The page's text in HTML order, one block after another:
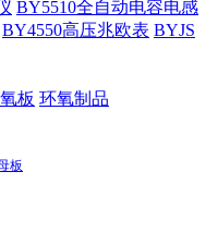
BY5510全自动电容电感
BY4550高压兆欧表 BYJS
板 环氧制品
板